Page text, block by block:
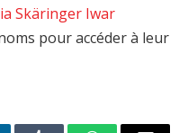
Skäringer Iwar
pour accéder à leur